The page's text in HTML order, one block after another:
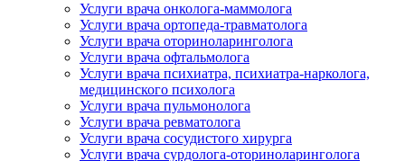
Услуги врача онколога-маммолога
Услуги врача ортопеда-травматолога
Услуги врача оториноларинголога
Услуги врача офтальмолога
Услуги врача психиатра, психиатра-нарколога,
медицинского психолога
Услуги врача пульмонолога
Услуги врача ревматолога
Услуги врача сосудистого хирурга
Услуги врача сурдолога-оториноларинголога